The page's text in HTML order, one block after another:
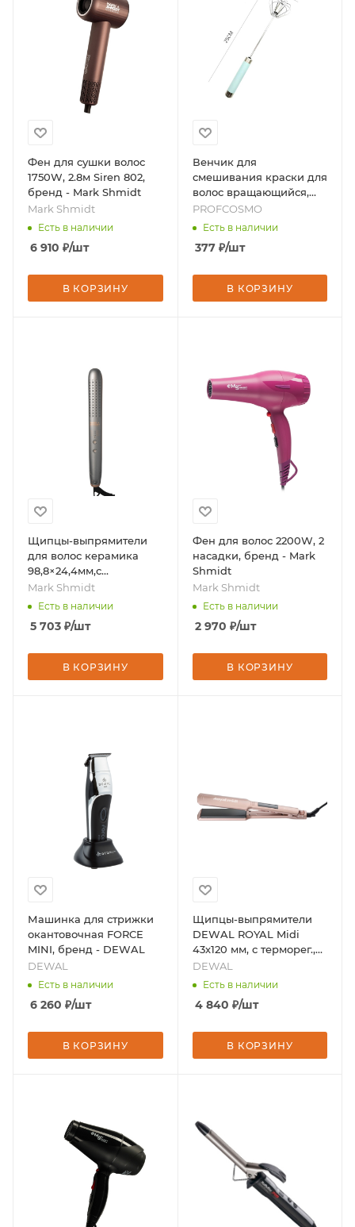
Фен для сушки волос
1750W, 2.8м Siren 802,
бренд - Mark Shmidt
Mark Shmidt
Есть в наличии
6 910 ₽/шт
В КОРЗИНУ
Венчик для
смешивания краски для
волос вращающийся,
бренд - PROFCOSMO
PROFCOSMO
Есть в наличии
377₽/шт
В КОРЗИНУ
Щипцы-выпрямители
для волос керамика
98,8×24,4мм,с
вентилятором, t=140-
220С°,64 Вт, бренд -
Mark Shmidt
Есть в наличии
5 703 ₽/шт
В КОРЗИНУ
Фен для волос 2200W, 2
насадки, бренд - Mark
Shmidt
Mark Shmidt
Есть в наличии
2 970 ₽/шт
В КОРЗИНУ
Машинка для стрижки
окантовочная FORCE
MINI, бренд - DEWAL
DEWAL
Есть в наличии
6 260 ₽/шт
В КОРЗИНУ
Щипцы-выпрямители
DEWAL ROYAL Midi
43х120 мм, с терморег.,
титан-турмалин покр,
75Вт, бренд - DEWAL
DEWAL
Есть в наличии
4 840 ₽/шт
В КОРЗИНУ